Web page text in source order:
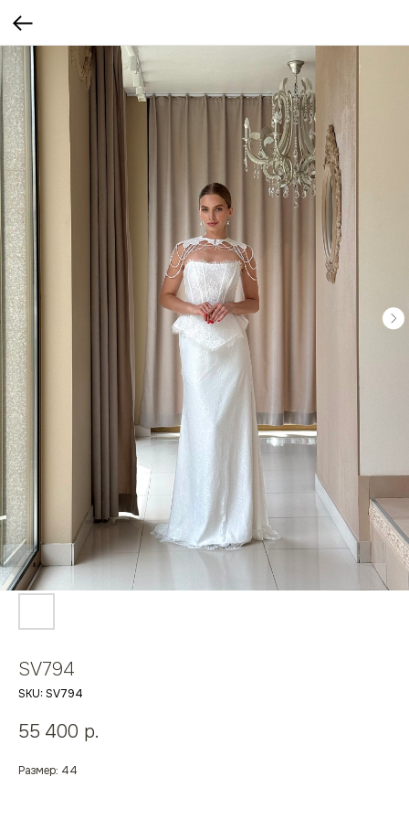
SV794
SKU:SV794
55 400 р.
Размер: 44